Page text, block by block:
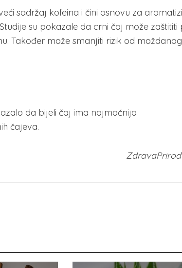
sadržaj kofeina i čini osnovu za
su pokazale da crni čaj može zaštititi
Također može smanjiti rizik od moždanog
da bijeli čaj ima najmoćnija
čajeva.